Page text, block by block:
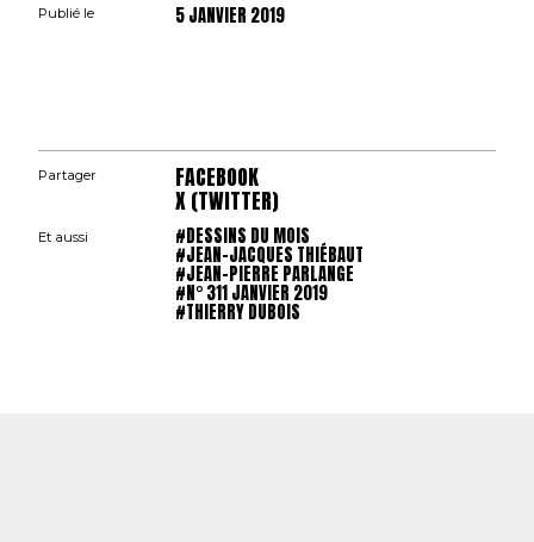
Publié le 5 JANVIER 2019
Partager FACEBOOK
X (TWITTER)
Et aussi #DESSINS DU MOIS
#JEAN-JACQUES THIÉBAUT
#JEAN-PIERRE PARLANGE
#N° 311 JANVIER 2019
#THIERRY DUBOIS